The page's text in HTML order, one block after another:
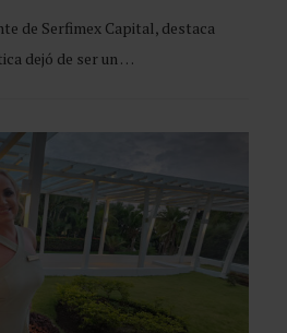
de Serfimex Capital, destaca
dejó de ser un …